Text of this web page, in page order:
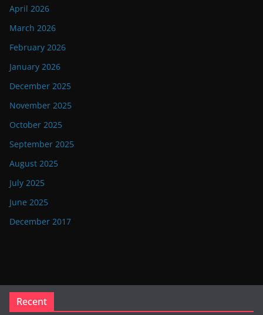
April 2026
March 2026
February 2026
January 2026
December 2025
November 2025
October 2025
September 2025
August 2025
July 2025
June 2025
December 2017
Recent